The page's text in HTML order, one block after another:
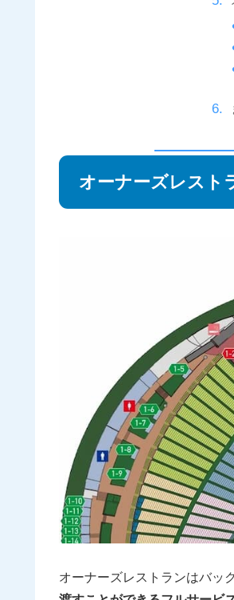
オーナーズレスト
オーナーズレストランはバッ